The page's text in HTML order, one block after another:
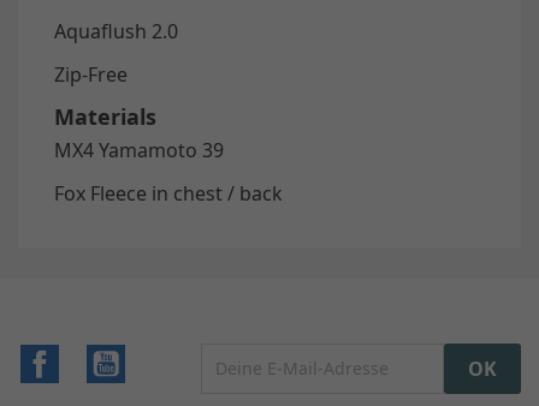
Aquaflush 2.0
Zip-Free
Materials
MX4 Yamamoto 39
Fox Fleece in chest / back
Facebook